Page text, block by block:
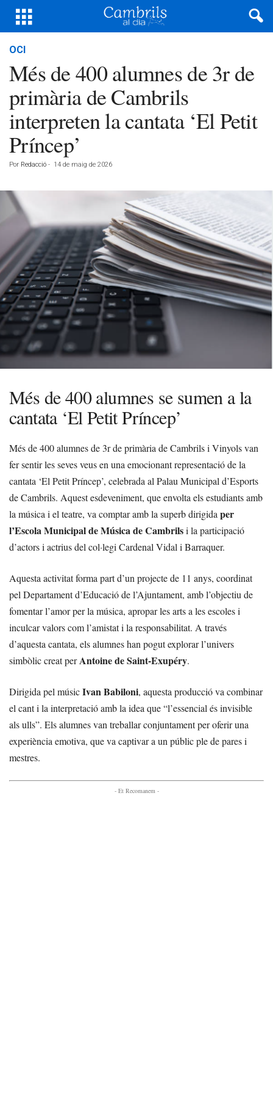
OCI
Més de 400 alumnes de 3r de
primària de Cambrils
interpreten la cantata ‘El Petit
Príncep’
Por Redacció - 14 de maig de 2026
Més de 400 alumnes se sumen a la
cantata ‘El Petit Príncep’
Més de 400 alumnes de 3r de primària de Cambrils i Vinyols van
fer sentir les seves veus en una emocionant representació de la
cantata ‘El Petit Príncep’, celebrada al Palau Municipal d’Esports
de Cambrils. Aquest esdeveniment, que envolta els estudiants amb
la música i el teatre, va comptar amb la superb dirigida per
l’Escola Municipal de Música de Cambrilsi la participació
d’actors i actrius del col·legi Cardenal Vidal i Barraquer.
Aquesta activitat forma part d’un projecte de 11 anys, coordinat
pel Departament d’Educació de l’Ajuntament, amb l’objectiu de
fomentar l’amor per la música, apropar les arts a les escoles i
inculcar valors com l’amistat i la responsabilitat. A través
d’aquesta cantata, els alumnes han pogut explorar l’univers
simbòlic creat perAntoine de Saint-Exupéry.
Dirigida pel músicIvan Babiloni, aquesta producció va combinar
el cant i la interpretació amb la idea que “l’essencial és invisible
als ulls”. Els alumnes van treballar conjuntament per oferir una
experiència emotiva, que va captivar a un públic ple de pares i
mestres.
- Et Recomanem -